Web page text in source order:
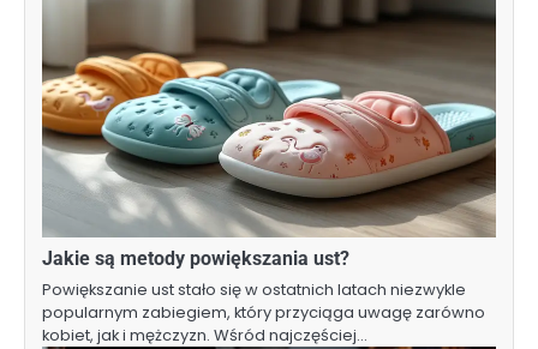
Jakie są metody powiększania ust?
Powiększanie ust stało się w ostatnich latach niezwykle
popularnym zabiegiem, który przyciąga uwagę zarówno
kobiet, jak i mężczyzn. Wśród najczęściej…